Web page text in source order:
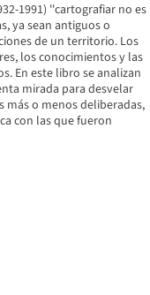
1991) ''cartografiar no es
ya sean antiguos o
de un territorio. Los
los conocimientos y las
En este libro se analizan
mirada para desvelar
más o menos deliberadas,
con las que fueron